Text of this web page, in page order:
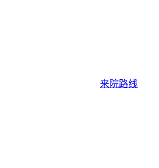
来院路线